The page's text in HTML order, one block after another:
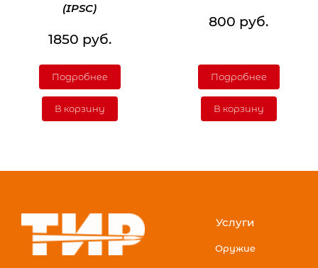
(IPSC)
1850 руб.
Подробнее
В корзину
800 руб.
Подробнее
В корзину
Услуги
Оружие